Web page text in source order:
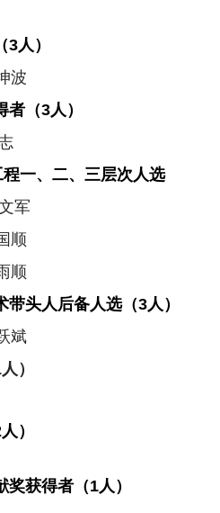
人）
波
（3人）
一、二、三层次人选
军
顺
顺
头人后备人选（3人）
斌
）
）
奖获得者（1人）